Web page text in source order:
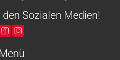
Sozialen Medien!
Menü